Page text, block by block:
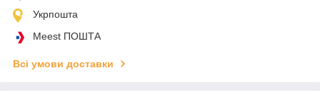
Укрпошта
Meest ПОШТА
Всі умови доставки